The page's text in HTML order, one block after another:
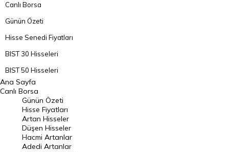
Canlı Borsa
Günün Özeti
Hisse Senedi Fiyatları
BIST 30 Hisseleri
BIST 50 Hisseleri
BIST 100 Hisseleri
En Çok Artan Hisseler
En Çok Düşen Hisseler
Hacmi Artanlar
Ana Sayfa
Canlı Borsa
Günün Özeti
Hisse Fiyatları
Artan Hisseler
Düşen Hisseler
Hacmi Artanlar
Adedi Artanlar